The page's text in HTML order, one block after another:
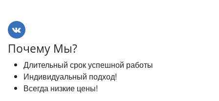
Почему Мы?
Длительный срок успешной работы
Индивидуальный подход!
Всегда низкие цены!